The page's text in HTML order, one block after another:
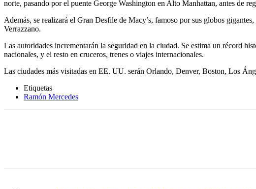
norte, pasando por el puente George Washington en Alto Manhattan, antes de
Además, se realizará el Gran Desfile de Macy’s, famoso por sus globos
Verrazzano.
Las autoridades incrementarán la seguridad en la ciudad. Se estima un récord
nacionales, y el resto en cruceros, trenes o viajes internacionales.
Las ciudades más visitadas en EE. UU. serán Orlando, Denver, Boston, Los
Etiquetas
Ramón Mercedes